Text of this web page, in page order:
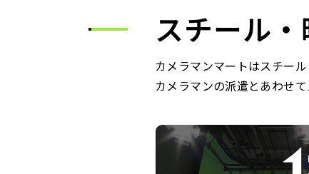
スチール
カメラマンマートはスチー
カメラマンの派遣とあわせ